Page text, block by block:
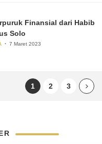
Finansial dari Habib
Solo
7 Maret 2023
1 2 3